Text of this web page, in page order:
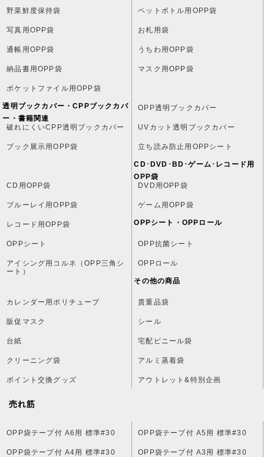
野菜鮮度保持袋 ペットボトル用OPP袋
写真用OPP袋 お札用袋
通帳用OPP袋 うちわ用OPP袋
納品書用OPP袋 マスク用OPP袋
ポケットファイル用OPP袋
透明ブックカバー・CPPブックカバ
ー・書籍関連
OPP透明ブックカバー
破れにくいCPP透明ブックカバー UVカット透明ブックカバー
ブック展示用OPP袋 立ち読み防止用OPPシート
CD･DVD･BD･ゲーム･レコード用
OPP袋
CD用OPP袋
DVD用OPP袋
ブルーレイ用OPP袋 ゲーム用OPP袋
レコード用OPP袋 OPPシート・OPPロール
OPPシート OPP抗菌シート
アイシング用コルネ（OPP三角シ
ート）
OPPロール
その他の商品
カレンダー用ポリチューブ 貴重品袋
販促マスク シール
台紙 宅配ビニール袋
クリーニング袋 アルミ蒸着袋
ポイント交換グッズ アウトレット&特別企画
売れ筋
OPP袋テープ付 A6用 標準#30 OPP袋テープ付 A5用 標準#30
OPP袋テープ付 A4用 標準#30 OPP袋テープ付 A3用 標準#30